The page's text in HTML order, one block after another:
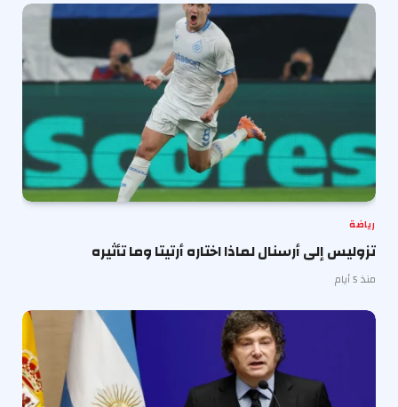
رياضة
تزوليس إلى أرسنال لماذا اختاره أرتيتا وما تأثيره
منذ 5 أيام